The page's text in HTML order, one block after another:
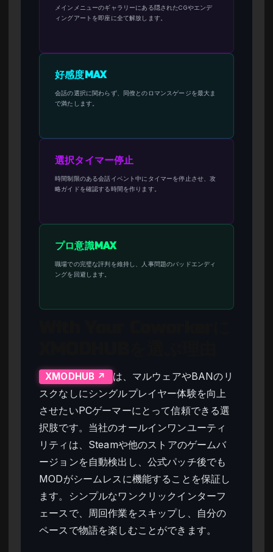
メインメニューのギャラリーにある隠されたCGやエンデ
ィングアートを即座に全て解放します。
好感度MAX
会話の選択に関わらず、同僚とのロマンスゲージを最大ま
で満たします。
選択タイマー停止
時間制限のある会話イベント中にタイマーを停止させ、攻
略ガイドを確認する時間を作ります。
プロ意識MAX
職場での完璧な評判を維持し、人事問題のバッドエンディ
ングを回避します。
XMODHUB ↗
は、マルウェアやBANのリ
スクなしにシングルプレイヤー体験を向上
させたいPCゲーマーにとって信頼できる選
択肢です。当社のオールインワンユーティ
リティは、Steamや他のストアのゲームバ
ージョンを自動検出し、公式パッチ後でも
MODがシームレスに機能することを保証し
ます。シンプルなワンクリックインターフ
ェースで、周回作業をスキップし、自分の
ペースで物語を楽しむことができます。